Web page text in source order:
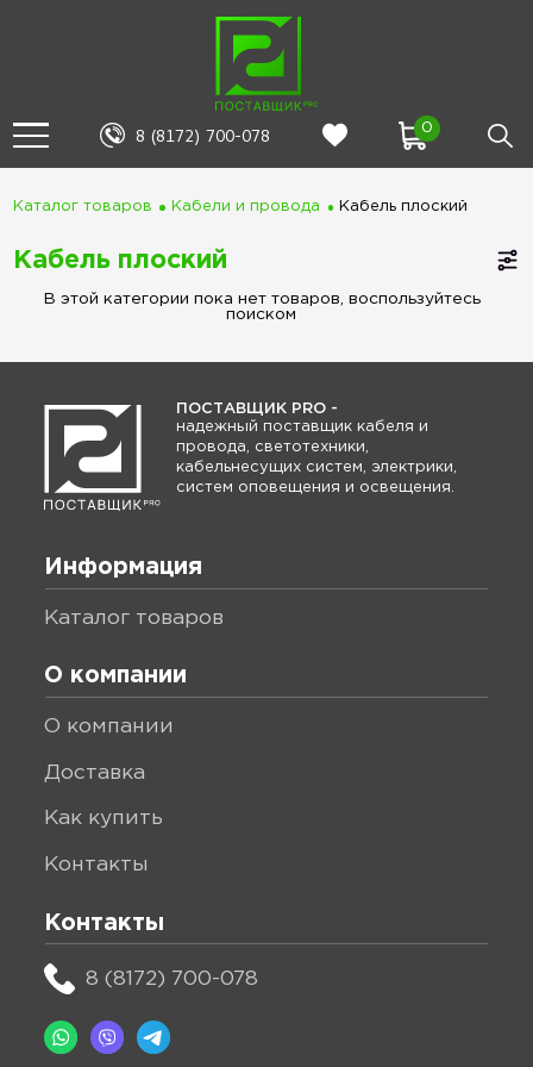
8 (8172) 700-078 0
Каталог товаров Кабели и провода Кабель плоский
Кабель плоский
В этой категории пока нет товаров, воспользуйтесь
поиском
ПОСТАВЩИК PRO -
надежный поставщик кабеля и
провода, светотехники,
кабельнесущих систем, электрики,
систем оповещения и освещения.
Информация
каталог товаров
О компании
о компании
доставка
как купить
контакты
Контакты
8 (8172) 700-078